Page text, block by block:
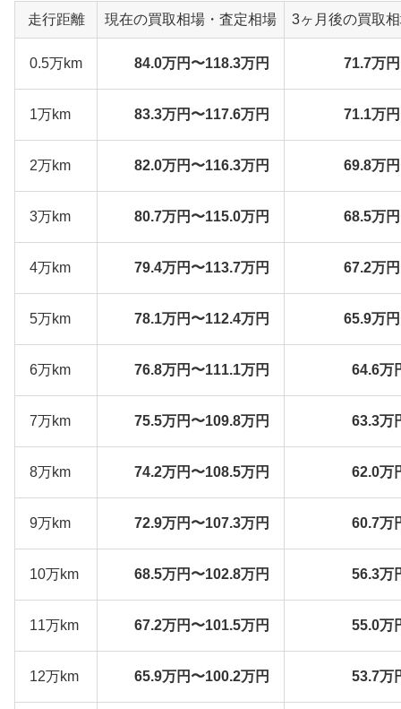
走行距離 現在の買取相場・査定相場 3ヶ月後の買取
0.5万km 84.0万円〜118.3万円 71.7万
1万km 83.3万円〜117.6万円 71.1万
2万km 82.0万円〜116.3万円 69.8万
3万km 80.7万円〜115.0万円 68.5万
4万km 79.4万円〜113.7万円 67.2万
5万km 78.1万円〜112.4万円 65.9万
6万km 76.8万円〜111.1万円 64.6万
7万km 75.5万円〜109.8万円 63.3万
8万km 74.2万円〜108.5万円 62.0万
9万km 72.9万円〜107.3万円 60.7万
10万km 68.5万円〜102.8万円 56.3万
11万km 67.2万円〜101.5万円 55.0万
12万km 65.9万円〜100.2万円 53.7万